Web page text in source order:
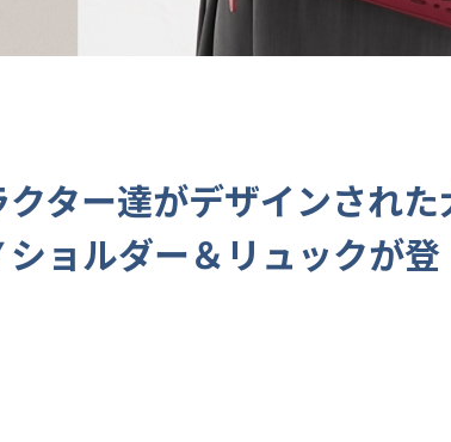
ター達がデザインされた
ョルダー＆リュックが登